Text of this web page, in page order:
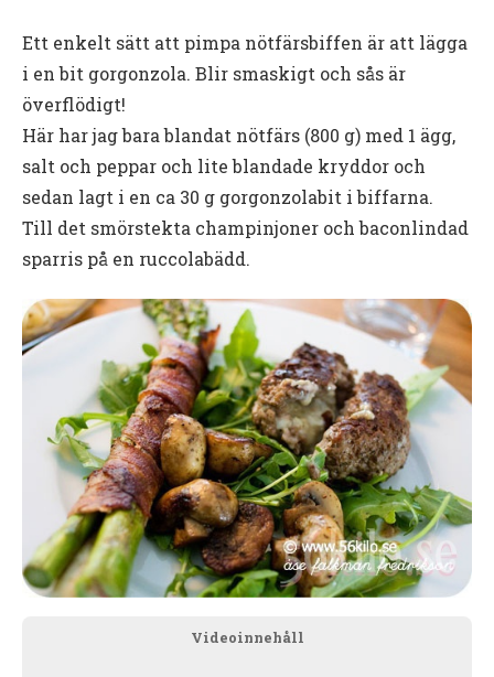
Ett enkelt sätt att pimpa nötfärsbiffen är att lägga
i en bit gorgonzola. Blir smaskigt och sås är
överflödigt!
Här har jag bara blandat nötfärs (800 g) med 1 ägg,
salt och peppar och lite blandade kryddor och
sedan lagt i en ca 30 g gorgonzolabit i biffarna.
Till det smörstekta champinjoner och baconlindad
sparris på en ruccolabädd.
Videoinnehåll